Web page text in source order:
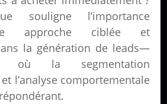
souligne l’importance
approche ciblée et
la génération de leads—
où la segmentation
l’analyse comportementale